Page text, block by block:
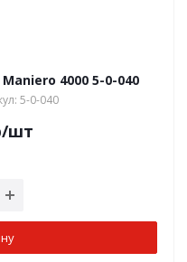
4000 5-0-040
5-0-040
/шт